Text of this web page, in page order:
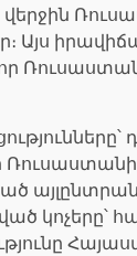
Այս
կոչերը՝